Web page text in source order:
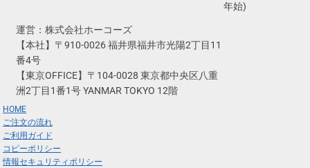
年始)
運営：株式会社ホーコーズ
【本社】〒910-0026 福井県福井市光陽2丁目11
番4号
【東京OFFICE】〒104-0028 東京都中央区八重
洲2丁目1番1号 YANMAR TOKYO 12階
HOME
ご注文の流れ
ご利用ガイド
コピーポリシー
情報セキュリティポリシー